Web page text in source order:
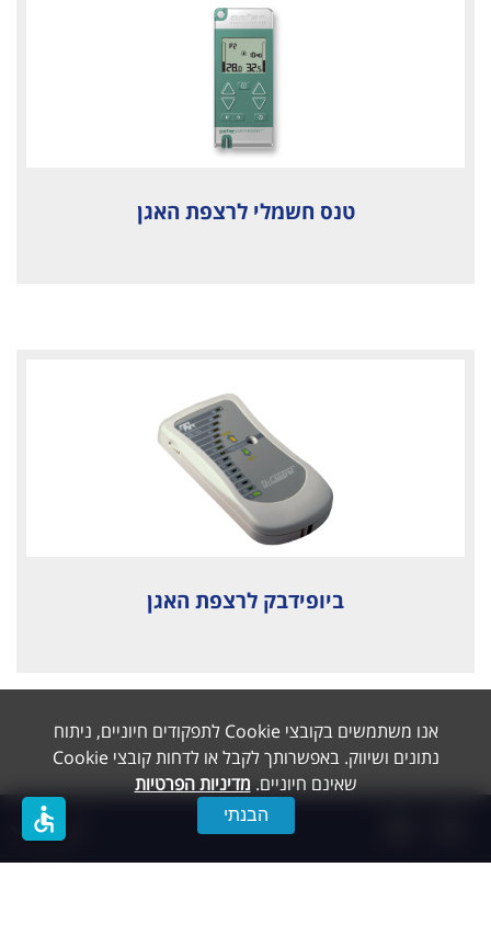
אנו משתמשים בקובצי Cookie לתפקודים חיוניים, ניתוח
נתונים ושיווק. באפשרותך לקבל או לדחות קובצי Cookie
שאינם חיוניים. מדיניות הפרטיות
הבנתי
טנס חשמלי לרצפת האגן
ביופידבק לרצפת האגן
accessible